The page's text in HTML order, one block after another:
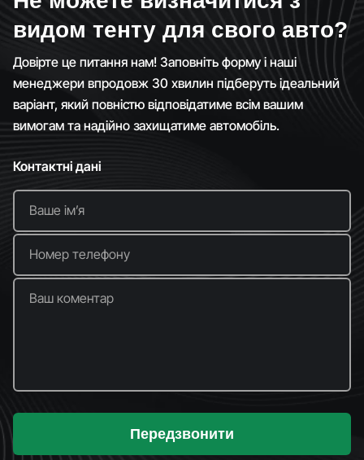
видом тенту для свого авто?
Довірте це питання нам! Заповніть форму і наші
менеджери впродовж 30 хвилин підберуть ідеальний
варіант, який повністю відповідатиме всім вашим
вимогам та надійно захищатиме автомобіль.
Контактні дані
Ваше імʼя
Номер телефону
Ваш коментар
Передзвонити